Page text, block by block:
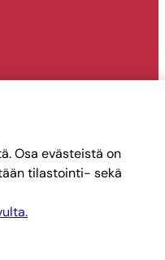
Osa evästeistä on
tilastointi- sekä